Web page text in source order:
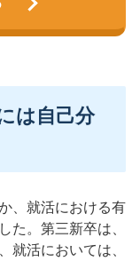
は自己分
、就活における有
た。第三新卒は、
就活においては、